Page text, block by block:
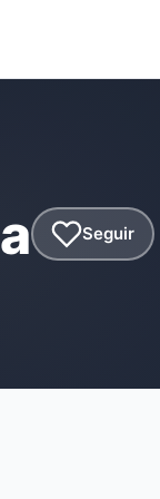
Seguir